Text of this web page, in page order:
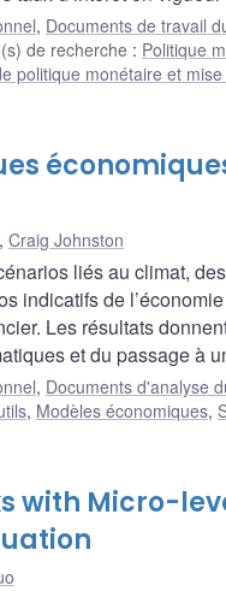
, Documents de travail
de recherche : Politique
politique monétaire et
, Craig Johnston
liés au climat,
indicatifs de
Les résultats
et du passage à
, Documents d'analyse
, Modèles économiques,
with Micro-